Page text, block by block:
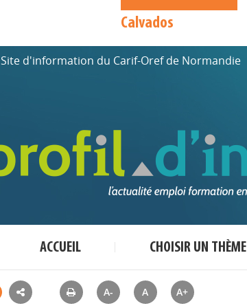
Calvados
Site d'information du Carif-Oref de Normandie
ACCUEIL CHOISIR UN THÈME
A- A A+